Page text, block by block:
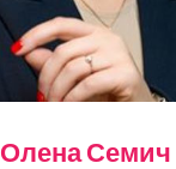
Олена Семич